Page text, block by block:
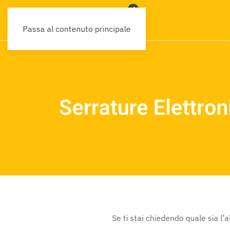
Passa al contenuto principale
Serrature
Se ti stai chiedendo quale sia